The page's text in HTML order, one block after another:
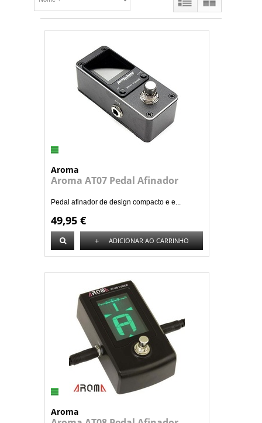
Aroma
Aroma AT07 Pedal Afinador
Pedal afinador de design compacto e e...
49,95 €
+ ADICIONAR AO CARRINHO
Aroma